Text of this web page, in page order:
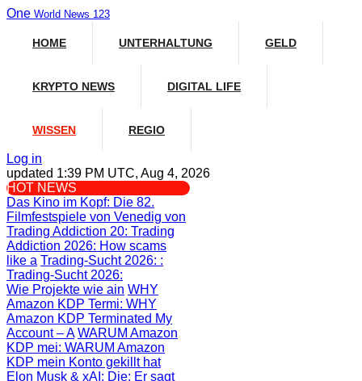
One World News 123
HOME UNTERHALTUNG GELD
KRYPTO NEWS DIGITAL LIFE
WISSEN REGIO
Log in
updated 1:39 PM UTC, Aug 4, 2026
HOT NEWS
Das Kino im Kopf: Die 82.
Filmfestspiele von Venedig von
Trading Addiction 20: Trading
Addiction 2026: How scams
like a Trading-Sucht 2026: :
Trading-Sucht 2026:
Wie Projekte wie ain WHY
Amazon KDP Termi: WHY
Amazon KDP Terminated My
Account – A WARUM Amazon
KDP mei: WARUM Amazon
KDP mein Konto gekillt hat
Elon Musk & xAI: Die: Er sagt